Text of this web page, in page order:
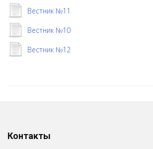
Вестник №11
Вестник №10
Вестник №12
Контакты